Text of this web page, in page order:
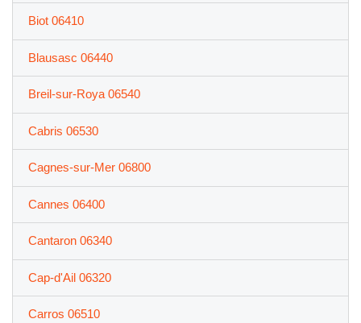
Biot 06410
Blausasc 06440
Breil-sur-Roya 06540
Cabris 06530
Cagnes-sur-Mer 06800
Cannes 06400
Cantaron 06340
Cap-d'Ail 06320
Carros 06510